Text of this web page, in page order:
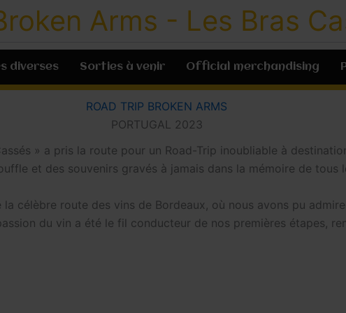
Arms - Les Bras
diverses Sorties à venir Official merchandising
ROAD TRIP BROKEN ARMS
PORTUGAL 2023
» a pris la route pour un Road-Trip inoubliable à
et des souvenirs gravés à jamais dans la mémoire de tous
célèbre route des vins de Bordeaux, où nous avons pu
du vin a été le fil conducteur de nos premières étapes,